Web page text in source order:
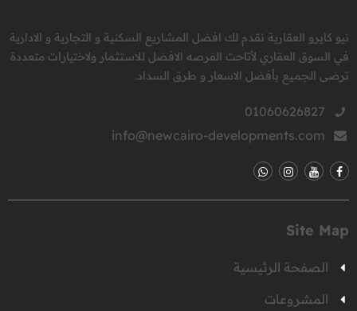
نيو كايرو العقارية نقدم لك افضل المشاريع السكنية و التجارية و الادارية
في السوق العقاري لأتاحت الفرصه الافضل للاستثمار ولاختيارات متعددة
ترضى الجميع بأفضل الاسعار و طرق السداد.
01060626827
info@newcairo-developments.com
Site Map
الصفحة الرئيسية
المشروعات